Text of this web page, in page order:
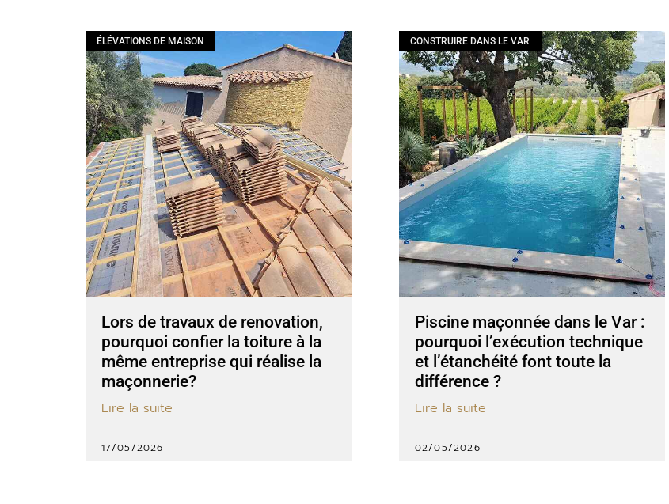
ÉLÉVATIONS DE MAISON
Lors de travaux de renovation,
pourquoi confier la toiture à la
même entreprise qui réalise la
maçonnerie?
Lire la suite
17/05/2026
CONSTRUIRE DANS LE VAR
Piscine maçonnée dans le Var :
pourquoi l’exécution technique
et l’étanchéité font toute la
différence ?
Lire la suite
02/05/2026